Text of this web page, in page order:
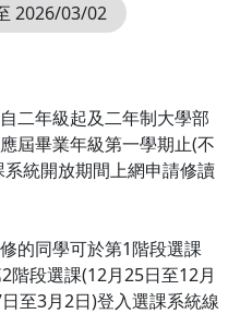
2026/03/02
二年級起及二年制大學部
屆畢業年級第一學期止(不
統開放期間上網申請修讀
的同學可於第1階段選課
階段選課(12月25日至12月
至3月2日)登入選課系統線